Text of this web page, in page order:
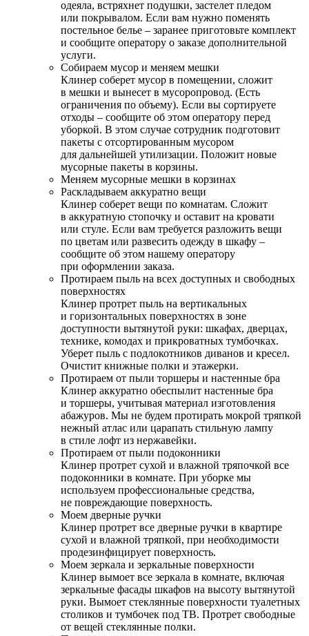
одеяла, встряхнет подушки, застелет пледом
или покрывалом. Если вам нужно поменять
постельное белье – заранее приготовьте комплект
и сообщите оператору о заказе дополнительной
услуги.
Собираем мусор и меняем мешки
Клинер соберет мусор в помещении, сложит
в мешки и вынесет в мусоропровод. (Есть
ограничения по объему). Если вы сортируете
отходы – сообщите об этом оператору перед
уборкой. В этом случае сотрудник подготовит
пакеты с отсортированным мусором
для дальнейшей утилизации. Положит новые
мусорные пакеты в корзины.
Меняем мусорные мешки в корзинах
Раскладываем аккуратно вещи
Клинер соберет вещи по комнатам. Сложит
в аккуратную стопочку и оставит на кровати
или стуле. Если вам требуется разложить вещи
по цветам или развесить одежду в шкафу –
сообщите об этом нашему оператору
при оформлении заказа.
Протираем пыль на всех доступных и свободных
поверхностях
Клинер протрет пыль на вертикальных
и горизонтальных поверхностях в зоне
доступности вытянутой руки: шкафах, дверцах,
технике, комодах и прикроватных тумбочках.
Уберет пыль с подлокотников диванов и кресел.
Очистит книжные полки и этажерки.
Протираем от пыли торшеры и настенные бра
Клинер аккуратно обеспылит настенные бра
и торшеры, учитывая материал изготовления
абажуров. Мы не будем протирать мокрой тряпкой
нежный атлас или царапать стильную лампу
в стиле лофт из нержавейки.
Протираем от пыли подоконники
Клинер протрет сухой и влажной тряпочкой все
подоконники в комнате. При уборке мы
используем профессиональные средства,
не повреждающие поверхность.
Моем дверные ручки
Клинер протрет все дверные ручки в квартире
сухой и влажной тряпкой, при необходимости
продезинфицирует поверхность.
Моем зеркала и зеркальные поверхности
Клинер вымоет все зеркала в комнате, включая
зеркальные фасады шкафов на высоту вытянутой
руки. Вымоет стеклянные поверхности туалетных
столиков и тумбочек под ТВ. Протрет свободные
от вещей стеклянные полки.